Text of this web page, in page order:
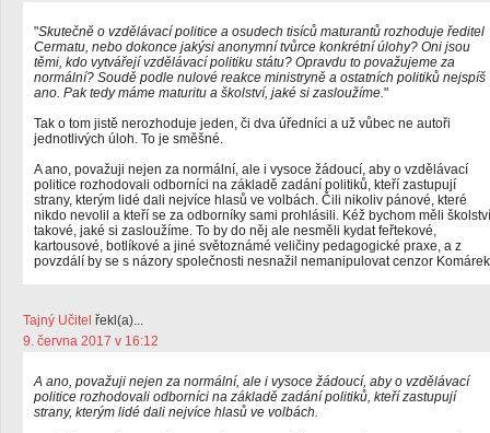
"Skutečně o vzdělávací politice a osudech tisíců maturantů rozhoduje ředitel
Cermatu, nebo dokonce jakýsi anonymní tvůrce konkrétní úlohy? Oni jsou
těmi, kdo vytvářejí vzdělávací politiku státu? Opravdu to považujeme za
normální? Soudě podle nulové reakce ministryně a ostatních politiků nejspíš
ano. Pak tedy máme maturitu a školství, jaké si zasloužíme."
Tak o tom jistě nerozhoduje jeden, či dva úředníci a už vůbec ne autoři
jednotlivých úloh. To je směšné.
A ano, považuji nejen za normální, ale i vysoce žádoucí, aby o vzdělávací
politice rozhodovali odborníci na základě zadání politiků, kteří zastupují
strany, kterým lidé dali nejvíce hlasů ve volbách. Čili nikoliv pánové, které
nikdo nevolil a kteří se za odborníky sami prohlásili. Kéž bychom měli školství
takové, jaké si zasloužíme. To by do něj ale nesměli kydat feřtekové,
kartousové, botlíkové a jiné světoznámé veličiny pedagogické praxe, a z
povzdálí by se s názory společnosti nesnažil nemanipulovat cenzor
Tajný Učitel řekl(a)...
9. června 2017 v 16:12
A ano, považuji nejen za normální, ale i vysoce žádoucí, aby o vzdělávací
politice rozhodovali odborníci na základě zadání politiků, kteří zastupují
strany, kterým lidé dali nejvíce hlasů ve volbách.